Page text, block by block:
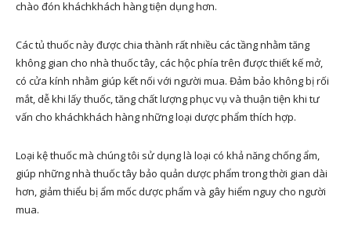
chào đón kháchkhách hàng tiện dụng hơn.
Các tủ thuốc này được chia thành rất nhiều các tầng nhằm tăng
không gian cho nhà thuốc tây, các hộc phía trên được thiết kế mở,
có cửa kính nhằm giúp kết nối với người mua. Đảm bảo không bị rối
mắt, dễ khi lấy thuốc, tăng chất lượng phục vụ và thuận tiện khi tư
vấn cho kháchkhách hàng những loại dược phẩm thích hợp.
Loại kệ thuốc mà chúng tôi sử dụng là loại có khả năng chống ẩm,
giúp những nhà thuốc tây bảo quản dược phẩm trong thời gian dài
hơn, giảm thiểu bị ẩm mốc dược phẩm và gây hiểm nguy cho người
mua.